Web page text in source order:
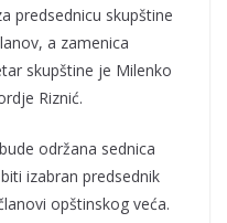
predsednicu skupštine
a zamenica
skupštine je Milenko
Riznić.
održana sednica
izabran predsednik
opštinskog veća.